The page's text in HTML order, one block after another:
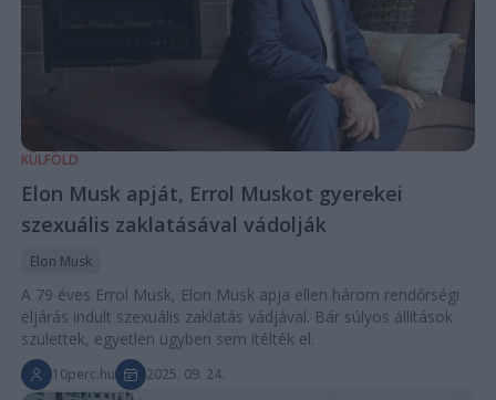
KÜLFÖLD
Elon Musk apját, Errol Muskot gyerekei
szexuális zaklatásával vádolják
Elon Musk
A 79 éves Errol Musk, Elon Musk apja ellen három rendőrségi
eljárás indult szexuális zaklatás vádjával. Bár súlyos állítások
születtek, egyetlen ügyben sem ítélték el.
10perc.hu 2025. 09. 24.